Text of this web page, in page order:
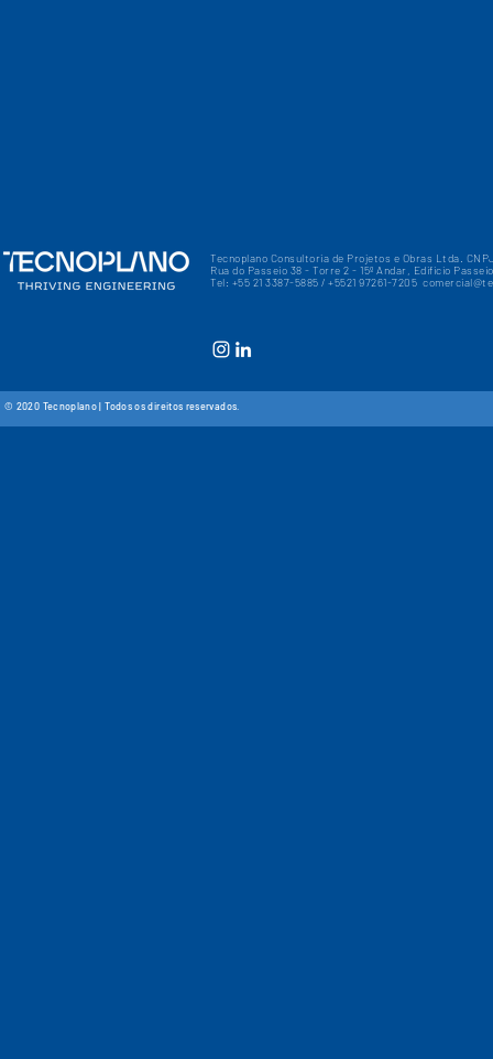
Tecnoplano Consultoria de Projetos e Obras Ltda.
Rua do Passeio 38 - Torre 2 - 15º Andar, Edificio
​​Tel: +55 21 3387-5885 / +5521 97261-7205​
© 2020 Tecnoplano | Todos os direitos reservados.